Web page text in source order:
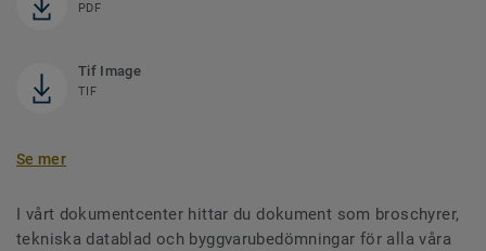
PDF
Tif Image
TIF
Se mer
I vårt dokumentcenter hittar du dokument som broschyrer,
tekniska datablad och byggvarubedömningar för alla våra